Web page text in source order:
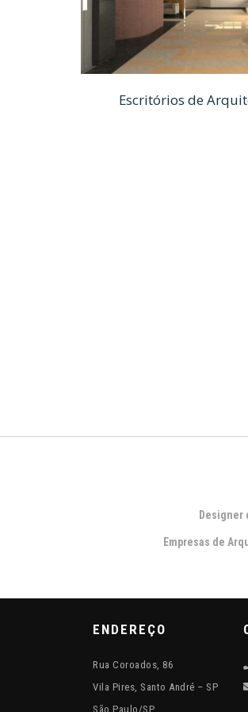
Escritórios de
Designer
Empresas de
ENDEREÇO
Rua Coroados, 86
Vila Pires, Santo André – SP
São Paulo/SP